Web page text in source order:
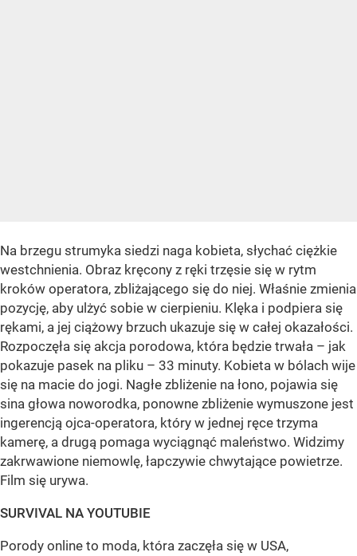
Na brzegu strumyka siedzi naga kobieta, słychać ciężkie
westchnienia. Obraz kręcony z ręki trzęsie się w rytm
kroków operatora, zbliżającego się do niej. Właśnie zmienia
pozycję, aby ulżyć sobie w cierpieniu. Klęka i podpiera się
rękami, a jej ciążowy brzuch ukazuje się w całej okazałości.
Rozpoczęła się akcja porodowa, która będzie trwała – jak
pokazuje pasek na pliku – 33 minuty. Kobieta w bólach wije
się na macie do jogi. Nagłe zbliżenie na łono, pojawia się
sina głowa noworodka, ponowne zbliżenie wymuszone jest
ingerencją ojca-operatora, który w jednej ręce trzyma
kamerę, a drugą pomaga wyciągnąć maleństwo. Widzimy
zakrwawione niemowlę, łapczywie chwytające powietrze.
Film się urywa.
SURVIVAL NA YOUTUBIE
Porody online to moda, która zaczęła się w USA,